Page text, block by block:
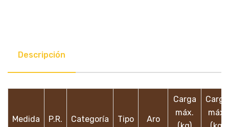
Descripción
Medida P.R. Categoría Tipo Aro
Carga
máx.
Carga
máx.